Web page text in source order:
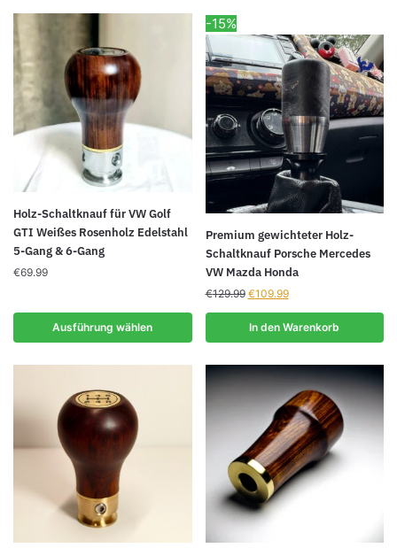
Holz-Schaltknauf für VW Golf
GTI Weißes Rosenholz Edelstahl
5-Gang & 6-Gang
€69.99
Ausführung wählen
Dieses
Produkt
weist
mehrere
auf.
Die
Produktseite
-15%
Premium gewichteter Holz-
Schaltknauf Porsche Mercedes
VW Mazda Honda
€129.99 Ursprünglicher
war:
€129.99
€109.99Aktueller
ist:
€109.99.
In den Warenkorb